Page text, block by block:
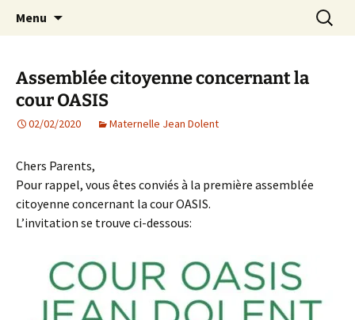
AIP Paris 14 – Association
Indépendante des Parents
d'élèves depuis 1981
Agit – s'Investit – Participe au service des
enfants du secteur scolaire Dolent-Arago-
Menu
Assemblée citoyenne concernant la
cour OASIS
02/02/2020 Maternelle Jean Dolent
Chers Parents,
Pour rappel, vous êtes conviés à la première assemblée
citoyenne concernant la cour OASIS.
L’invitation se trouve ci-dessous: